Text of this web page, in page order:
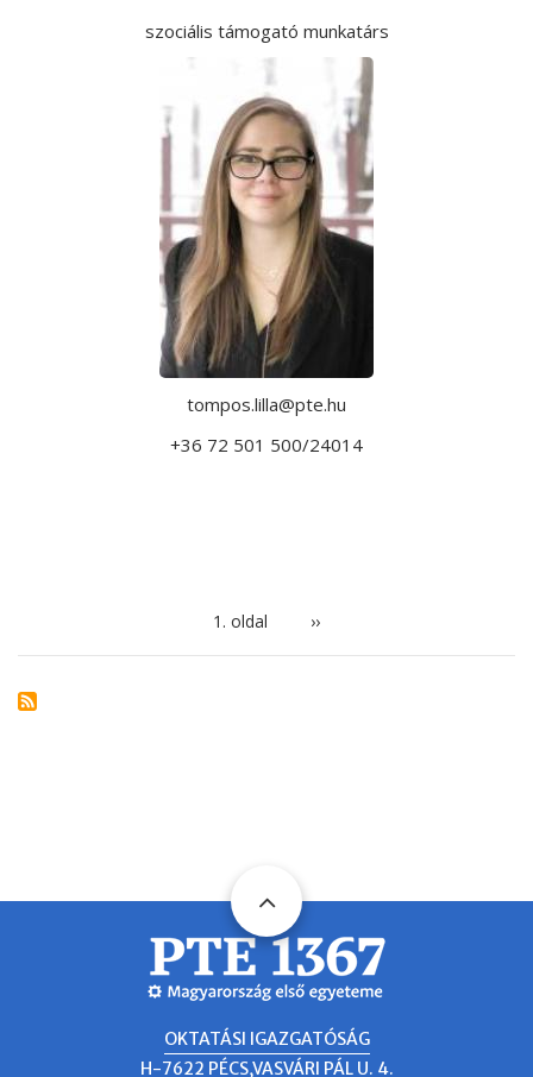
szociális támogató munkatárs
tompos.lilla@pte.hu
+36 72 501 500/24014
1. oldal Következő
››
OKTATÁSI IGAZGATÓSÁG
H-7622 PÉCS,VASVÁRI PÁL U. 4.